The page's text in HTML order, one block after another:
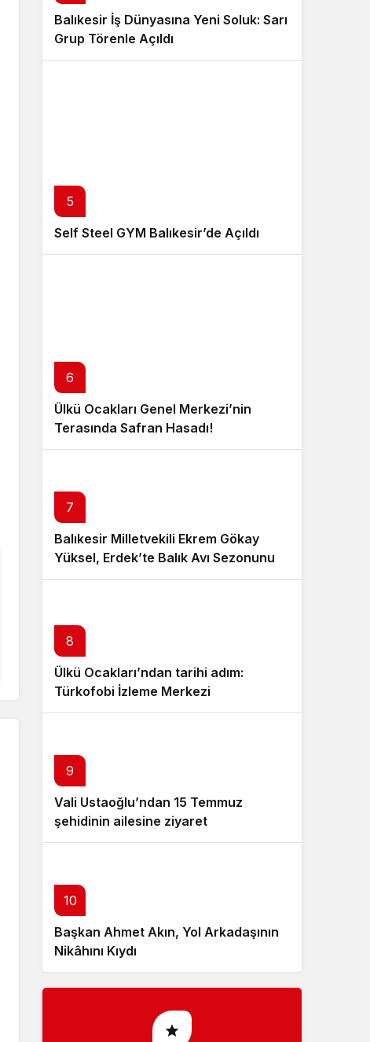
Balıkesir İş Dünyasına Yeni Soluk: Sarı
Grup Törenle Açıldı
5
Self Steel GYM Balıkesir’de Açıldı
6
Ülkü Ocakları Genel Merkezi’nin
Terasında Safran Hasadı!
7
Balıkesir Milletvekili Ekrem Gökay
Yüksel, Erdek’te Balık Avı Sezonunu
“Vira Bismillah” ile Açtı
8
Ülkü Ocakları’ndan tarihi adım:
Türkofobi İzleme Merkezi
9
Vali Ustaoğlu’ndan 15 Temmuz
şehidinin ailesine ziyaret
10
Başkan Ahmet Akın, Yol Arkadaşının
Nikâhını Kıydı